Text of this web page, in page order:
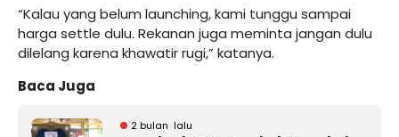
“Kalau yang belum launching, kami tunggu sampai
harga settle dulu. Rekanan juga meminta jangan dulu
dilelang karena khawatir rugi,” katanya.
Baca Juga
2 bulan lalu